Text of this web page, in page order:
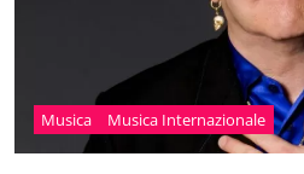
Musica Musica Internazionale